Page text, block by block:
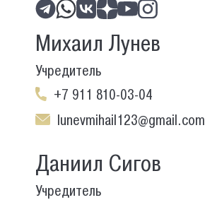
Михаил Лунев
Учредитель
+7 911 810-03-04
lunevmihail123@gmail.com
Даниил Сигов
Учредитель